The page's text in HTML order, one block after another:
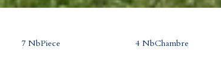
7 NbPiece 4 NbChambre